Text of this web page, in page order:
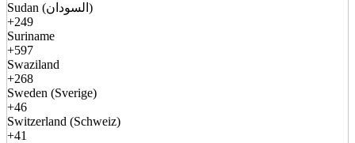
Sudan (السودان)
+249
Suriname
+597
Swaziland
+268
Sweden (Sverige)
+46
Switzerland (Schweiz)
+41